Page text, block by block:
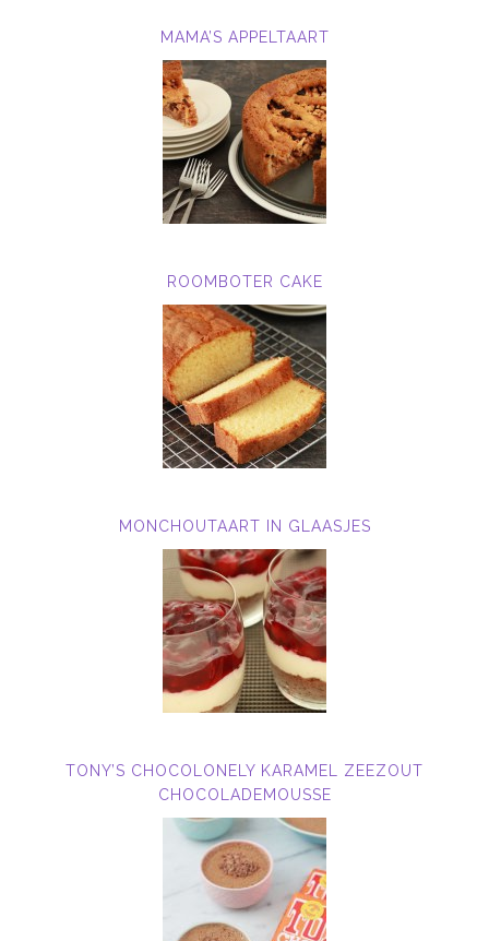
MAMA’S APPELTAART
ROOMBOTER CAKE
MONCHOUTAART IN GLAASJES
TONY’S CHOCOLONELY KARAMEL ZEEZOUT
CHOCOLADEMOUSSE